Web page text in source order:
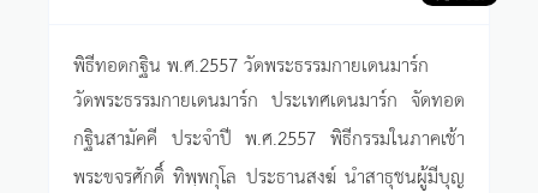
พิธีทอดกฐิน พ.ศ.2557 วัดพระธรรมกายเดนมาร์ก
วัดพระธรรมกายเดนมาร์ก ประเทศเดนมาร์ก จัดทอด
กฐินสามัคคี ประจำปี พ.ศ.2557 พิธีกรรมในภาคเช้า
พระขจรศักดิ์ ทิพฺพกุโล ประธานสงฆ์ นำสาธุชนผู้มีบุญ